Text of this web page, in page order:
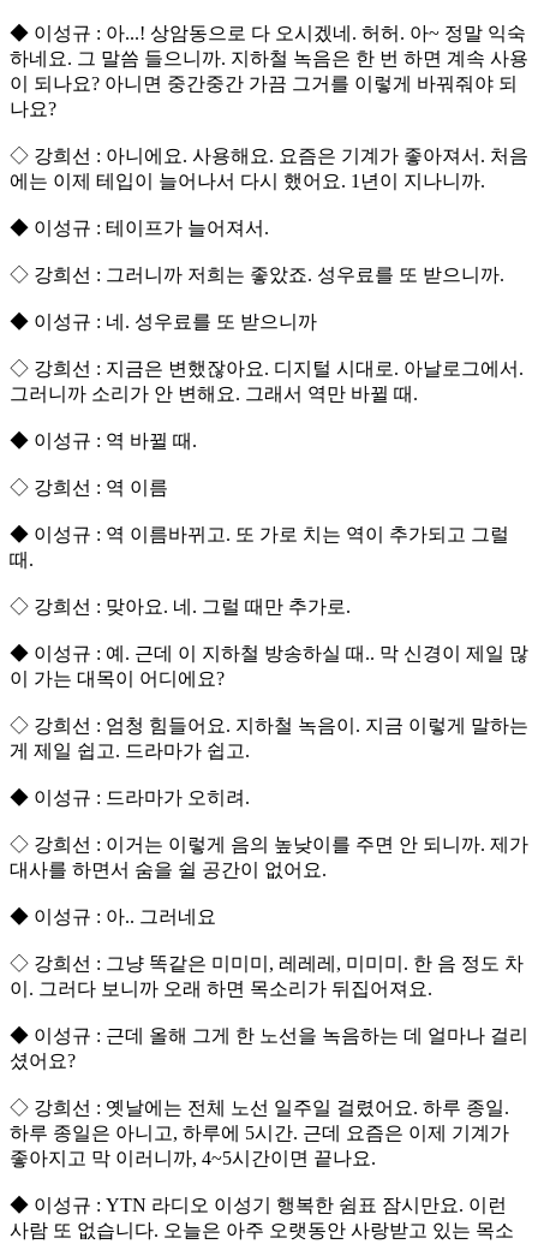
◆ 이성규 : 아...! 상암동으로 다 오시겠네. 허허. 아~ 정말 익숙
하네요. 그 말씀 들으니까. 지하철 녹음은 한 번 하면 계속 사용
이 되나요? 아니면 중간중간 가끔 그거를 이렇게 바꿔줘야 되
나요?
◇ 강희선 : 아니에요. 사용해요. 요즘은 기계가 좋아져서. 처음
에는 이제 테입이 늘어나서 다시 했어요. 1년이 지나니까.
◆ 이성규 : 테이프가 늘어져서.
◇ 강희선 : 그러니까 저희는 좋았죠. 성우료를 또 받으니까.
◆ 이성규 : 네. 성우료를 또 받으니까
◇ 강희선 : 지금은 변했잖아요. 디지털 시대로. 아날로그에서.
그러니까 소리가 안 변해요. 그래서 역만 바뀔 때.
◆ 이성규 : 역 바뀔 때.
◇ 강희선 : 역 이름
◆ 이성규 : 역 이름바뀌고. 또 가로 치는 역이 추가되고 그럴
때.
◇ 강희선 : 맞아요. 네. 그럴 때만 추가로.
◆ 이성규 : 예. 근데 이 지하철 방송하실 때.. 막 신경이 제일 많
이 가는 대목이 어디에요?
◇ 강희선 : 엄청 힘들어요. 지하철 녹음이. 지금 이렇게 말하는
게 제일 쉽고. 드라마가 쉽고.
◆ 이성규 : 드라마가 오히려.
◇ 강희선 : 이거는 이렇게 음의 높낮이를 주면 안 되니까. 제가
대사를 하면서 숨을 쉴 공간이 없어요.
◆ 이성규 : 아.. 그러네요
◇ 강희선 : 그냥 똑같은 미미미, 레레레, 미미미. 한 음 정도 차
이. 그러다 보니까 오래 하면 목소리가 뒤집어져요.
◆ 이성규 : 근데 올해 그게 한 노선을 녹음하는 데 얼마나 걸리
셨어요?
◇ 강희선 : 옛날에는 전체 노선 일주일 걸렸어요. 하루 종일.
하루 종일은 아니고, 하루에 5시간. 근데 요즘은 이제 기계가
좋아지고 막 이러니까, 4~5시간이면 끝나요.
◆ 이성규 : YTN 라디오 이성기 행복한 쉼표 잠시만요. 이런
사람 또 없습니다. 오늘은 아주 오랫동안 사랑받고 있는 목소